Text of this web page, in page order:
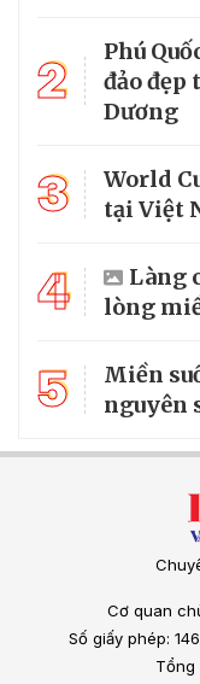
2
Phú
đảo đẹp
Dương
3
World
tại Việt
4
Làng
lòng
5
Miền
nguyên
Cơ quan
Số giấy phép:
Tổng